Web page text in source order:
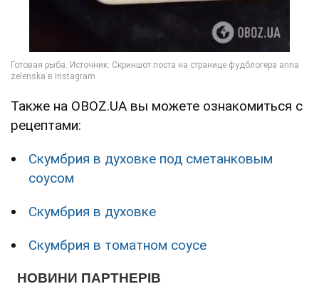
Также на OBOZ.UA вы можете ознакомиться с
рецептами:
Скумбрия в духовке под сметанковым
соусом
Скумбрия в духовке
Скумбрия в томатном соусе